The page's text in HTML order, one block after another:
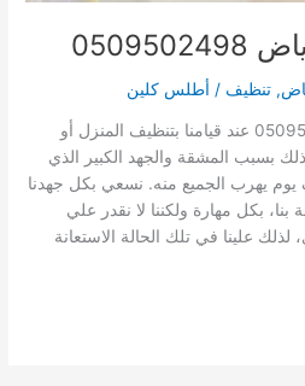
,تنظيف / أطلس كلين
شركة تنظيف بالرياض 0509502498 عند قيامنا بتنظيف المنزل أو
بسبب المشقة والجهد الكبير الذي
يوم يهرب الجميع منه. نسعي بكل جهدنا
بكل مهارة ولكننا لا نقدر علي
علينا في تلك الحالة الاستعانة